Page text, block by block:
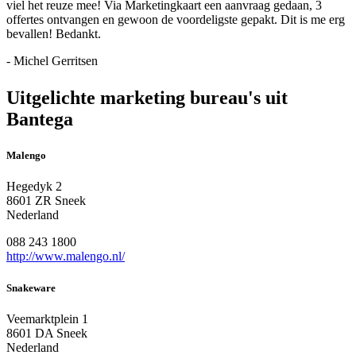
viel het reuze mee! Via Marketingkaart een aanvraag gedaan, 3
offertes ontvangen en gewoon de voordeligste gepakt. Dit is me erg
bevallen! Bedankt.
- Michel Gerritsen
Uitgelichte marketing bureau's uit
Bantega
Malengo
Hegedyk 2
8601 ZR Sneek
Nederland
088 243 1800
http://www.malengo.nl/
Snakeware
Veemarktplein 1
8601 DA Sneek
Nederland